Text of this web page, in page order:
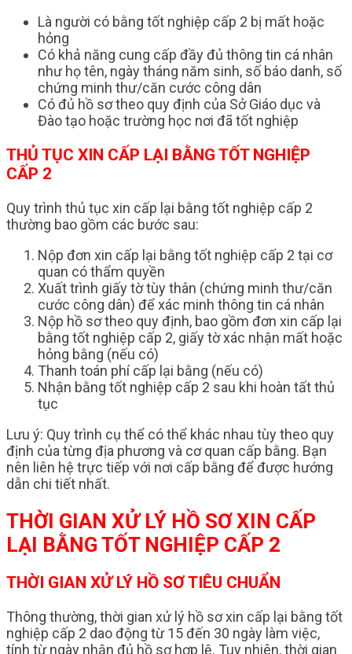
Là người có bằng tốt nghiệp cấp 2 bị mất hoặc
hỏng
Có khả năng cung cấp đầy đủ thông tin cá nhân
như họ tên, ngày tháng năm sinh, số báo danh, số
chứng minh thư/căn cước công dân
Có đủ hồ sơ theo quy định của Sở Giáo dục và
Đào tạo hoặc trường học nơi đã tốt nghiệp
THỦ TỤC XIN CẤP LẠI BẰNG TỐT NGHIỆP
CẤP 2
Quy trình thủ tục xin cấp lại bằng tốt nghiệp cấp 2
thường bao gồm các bước sau:
Nộp đơn xin cấp lại bằng tốt nghiệp cấp 2 tại cơ
quan có thẩm quyền
Xuất trình giấy tờ tùy thân (chứng minh thư/căn
cước công dân) để xác minh thông tin cá nhân
Nộp hồ sơ theo quy định, bao gồm đơn xin cấp lại
bằng tốt nghiệp cấp 2, giấy tờ xác nhận mất hoặc
hỏng bằng (nếu có)
Thanh toán phí cấp lại bằng (nếu có)
Nhận bằng tốt nghiệp cấp 2 sau khi hoàn tất thủ
tục
Lưu ý: Quy trình cụ thể có thể khác nhau tùy theo quy
định của từng địa phương và cơ quan cấp bằng. Bạn
nên liên hệ trực tiếp với nơi cấp bằng để được hướng
dẫn chi tiết nhất.
THỜI GIAN XỬ LÝ HỒ SƠ XIN CẤP
LẠI BẰNG TỐT NGHIỆP CẤP 2
THỜI GIAN XỬ LÝ HỒ SƠ TIÊU CHUẨN
Thông thường, thời gian xử lý hồ sơ xin cấp lại bằng tốt
nghiệp cấp 2 dao động từ 15 đến 30 ngày làm việc,
tính từ ngày nhận đủ hồ sơ hợp lệ. Tuy nhiên, thời gian